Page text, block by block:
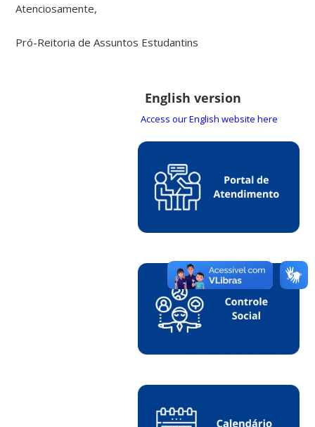
Atenciosamente,
Pró-Reitoria de Assuntos Estudantins
English version
Access our English website here